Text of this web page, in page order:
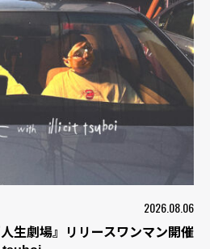
2026.08.06
生劇場』リリースワンマン開催